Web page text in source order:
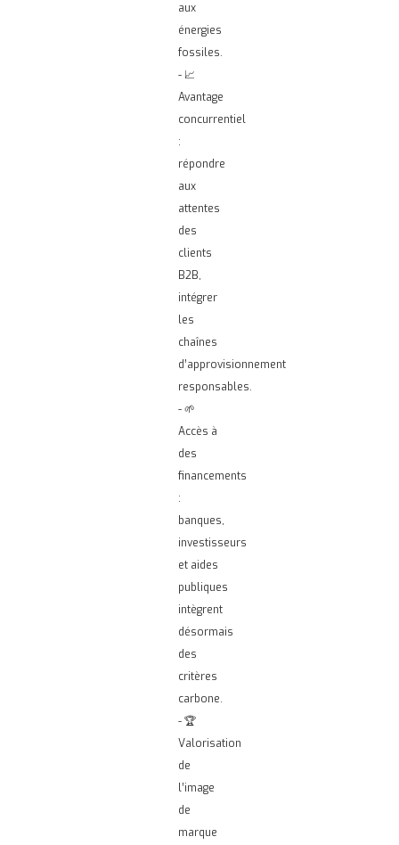
aux
énergies
fossiles.
- 📈
Avantage
concurrentiel
:
répondre
aux
attentes
des
clients
B2B,
intégrer
les
chaînes
d’approvisionnement
responsables.
- 🌱
Accès à
des
financements
:
banques,
investisseurs
et aides
publiques
intègrent
désormais
des
critères
carbone.
- 🏆
Valorisation
de
l’image
de
marque